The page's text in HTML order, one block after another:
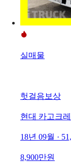
실매물
헛걸음보상
현대 카고크
18년 09월 ·
8,900만원